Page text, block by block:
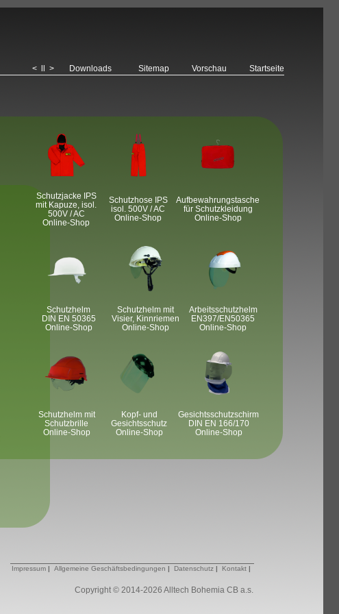
< > Downloads Sitemap Vorschau Startseite
Schutzjacke IPS
mit Kapuze, isol.
500V / AC
Online-Shop
Schutzhose IPS
isol. 500V / AC
Online-Shop
Aufbewahrungstasche
für Schutzkleidung
Online-Shop
Schutzhelm
DIN EN 50365
Online-Shop
Schutzhelm mit
Visier, Kinnriemen
Online-Shop
Arbeitsschutzhelm
EN397/EN50365
Online-Shop
Schutzhelm mit
Schutzbrille
Online-Shop
Kopf- und
Gesichtsschutz
Online-Shop
Gesichtsschutzschirm
DIN EN 166/170
Online-Shop
Impressum | Allgemeine Geschäftsbedingungen | Datenschutz | Kontakt |
Copyright © 2014-2026 Alltech Bohemia CB a.s.